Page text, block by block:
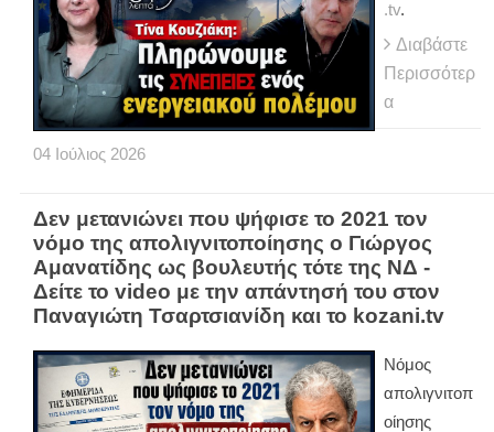
.tv.
Διαβάστε
Περισσότερ
α
04 Ιούλιος 2026
Δεν μετανιώνει που ψήφισε το 2021 τον
νόμο της απολιγνιτοποίησης ο Γιώργος
Αμανατίδης ως βουλευτής τότε της ΝΔ -
Δείτε το video με την απάντησή του στον
Παναγιώτη Τσαρτσιανίδη και το kozani.tv
Νόμος
απολιγνιτοπ
οίησης